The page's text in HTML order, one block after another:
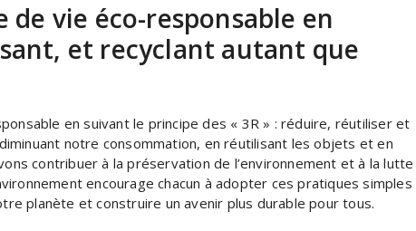
de vie éco-responsable en
et recyclant autant que
en suivant le principe des « 3R » : réduire, réutiliser et
notre consommation, en réutilisant les objets et en
contribuer à la préservation de l’environnement et à la lutte
encourage chacun à adopter ces pratiques simples
planète et construire un avenir plus durable pour tous.